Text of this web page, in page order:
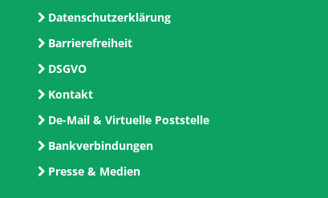
Datenschutzerklärung
Barrierefreiheit
DSGVO
Kontakt
De-Mail & Virtuelle Poststelle
Bankverbindungen
Presse & Medien